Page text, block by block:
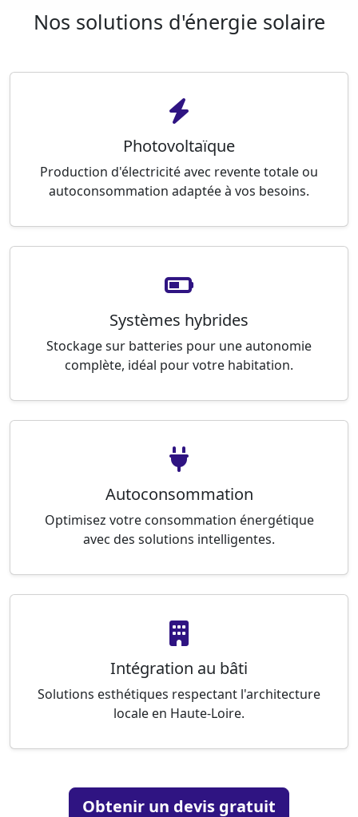
Nos solutions d'énergie solaire
Photovoltaïque
Production d'électricité avec revente totale ou
autoconsommation adaptée à vos besoins.
Systèmes hybrides
Stockage sur batteries pour une autonomie
complète, idéal pour votre habitation.
Autoconsommation
Optimisez votre consommation énergétique
avec des solutions intelligentes.
Intégration au bâti
Solutions esthétiques respectant l'architecture
locale en Haute-Loire.
Obtenir un devis gratuit